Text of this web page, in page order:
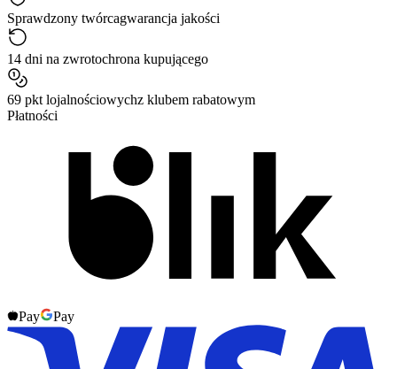
Sprawdzony twórcagwarancja jakości
14 dni na zwrotochrona kupującego
69 pkt lojalnościowychz klubem rabatowym
Płatności
Pay Pay